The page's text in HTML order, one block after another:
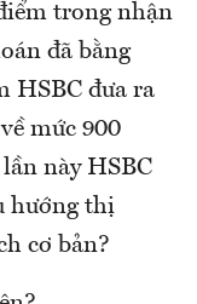
trong nhận
đã bằng
HSBC đưa ra
mức 900
này HSBC
hướng thị
cơ bản?